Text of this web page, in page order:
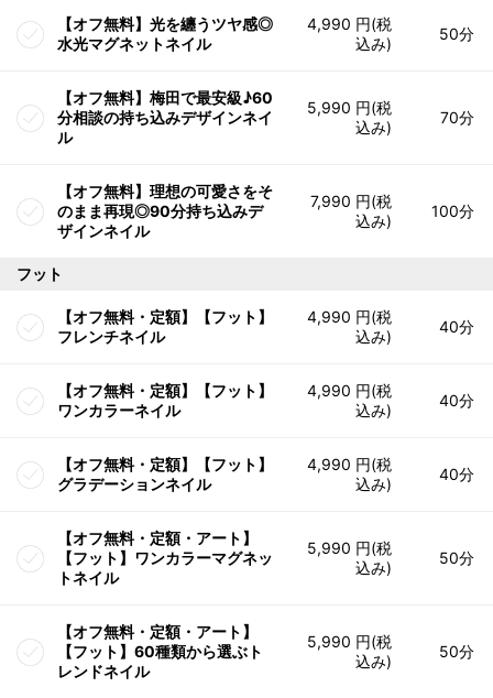
【オフ無料】光を纏うツヤ感◎
水光マグネットネイル
4,990 円(税
込み)
50分
【オフ無料】梅田で最安級♪60
分相談の持ち込みデザインネイ
ル
5,990 円(税
込み)
70分
【オフ無料】理想の可愛さをそ
のまま再現◎90分持ち込みデ
ザインネイル
7,990 円(税
込み)
100分
フット
【オフ無料・定額】【フット】
フレンチネイル
4,990 円(税
込み)
40分
【オフ無料・定額】【フット】
ワンカラーネイル
4,990 円(税
込み)
40分
【オフ無料・定額】【フット】
グラデーションネイル
4,990 円(税
込み)
40分
【オフ無料・定額・アート】
【フット】ワンカラーマグネッ
トネイル
5,990 円(税
込み)
50分
【オフ無料・定額・アート】
【フット】60種類から選ぶト
レンドネイル
5,990 円(税
込み)
50分